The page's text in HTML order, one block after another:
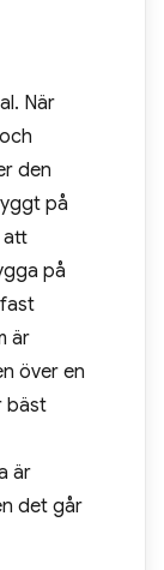
När
den
på
att
på
är
över en
bäst
är
det går